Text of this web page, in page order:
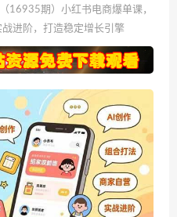
（16935期）小红书电商爆单课，
进阶，打造稳定增长引擎